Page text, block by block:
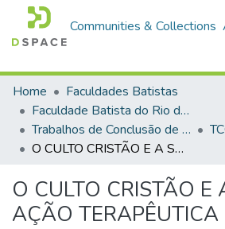
Communities & Collections
Home
Faculdades Batistas
Faculdade Batista do Rio de Janeiro (FABAT-RJ)
Trabalhos de Conclusão de Curso (TCC)
O CULTO CRISTÃO E A SUA AÇÃO TERAPÊUTICA
O CULTO CRISTÃO E
AÇÃO TERAPÊUTICA